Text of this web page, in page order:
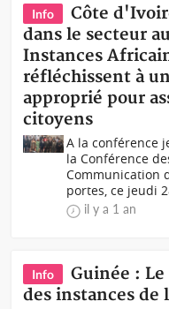
Info
Côte
dans le secteur
Instances
réfléchissent à
approprié pour
citoyens
A la conférence
la Conférence
Communication
portes, ce jeudi
il y a 1 an
Info
Guinée :
des instances de